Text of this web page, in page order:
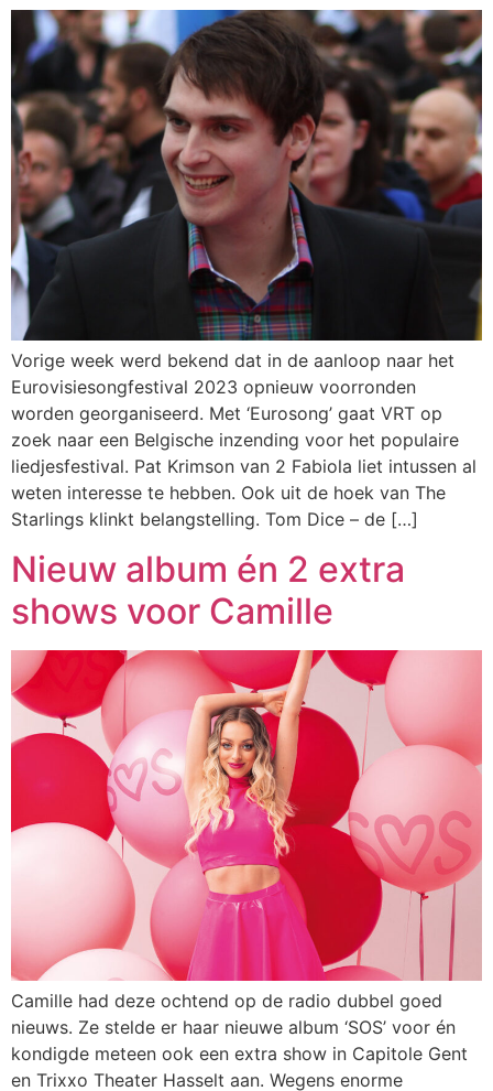
Vorige week werd bekend dat in de aanloop naar het
Eurovisiesongfestival 2023 opnieuw voorronden
worden georganiseerd. Met ‘Eurosong’ gaat VRT op
zoek naar een Belgische inzending voor het populaire
liedjesfestival. Pat Krimson van 2 Fabiola liet intussen al
weten interesse te hebben. Ook uit de hoek van The
Starlings klinkt belangstelling. Tom Dice – de […]
Nieuw album én 2 extra
shows voor Camille
Camille had deze ochtend op de radio dubbel goed
nieuws. Ze stelde er haar nieuwe album ‘SOS’ voor én
kondigde meteen ook een extra show in Capitole Gent
en Trixxo Theater Hasselt aan. Wegens enorme